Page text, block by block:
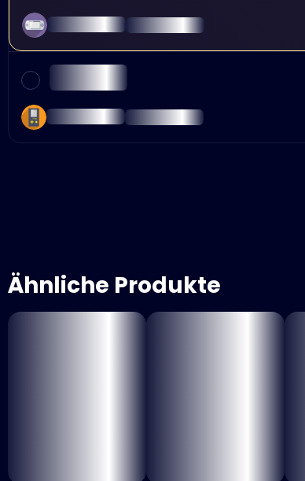
Ähnliche Produkte